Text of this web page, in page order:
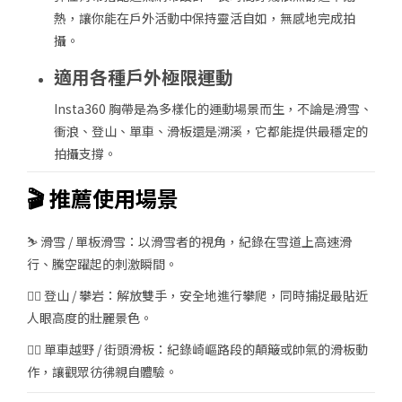
熱，讓你能在戶外活動中保持靈活自如，無感地完成拍
攝。
適用各種戶外極限運動
Insta360 胸帶是為多樣化的運動場景而生，不論是滑雪、
衝浪、登山、單車、滑板還是溯溪，它都能提供最穩定的
拍攝支撐。
🎬 推薦使用場景
⛷️ 滑雪 / 單板滑雪 ：以滑雪者的視角，紀錄在雪道上高速滑
行、騰空躍起的刺激瞬間。
🧗‍♂️ 登山 / 攀岩 ：解放雙手，安全地進行攀爬，同時捕捉最貼近
人眼高度的壯麗景色。
🚴‍♀️ 單車越野 / 街頭滑板 ：紀錄崎嶇路段的顛簸或帥氣的滑板動
作，讓觀眾彷彿親自體驗。